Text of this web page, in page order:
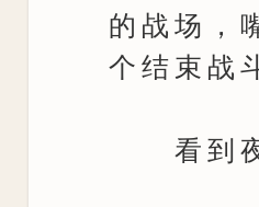
的战场，
个结束战
看到夜